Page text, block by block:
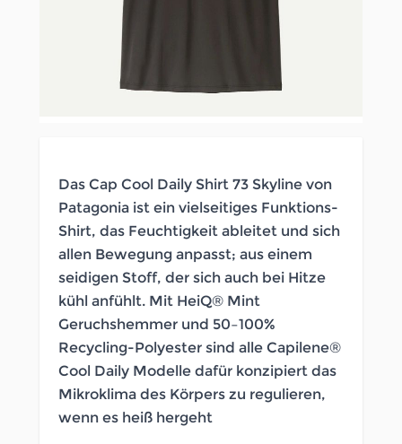
Das Cap Cool Daily Shirt 73 Skyline von
Patagonia ist ein vielseitiges Funktions-
Shirt, das Feuchtigkeit ableitet und sich
allen Bewegung anpasst; aus einem
seidigen Stoff, der sich auch bei Hitze
kühl anfühlt. Mit HeiQ® Mint
Geruchshemmer und 50–100%
Recycling-Polyester sind alle Capilene®
Cool Daily Modelle dafür konzipiert das
Mikroklima des Körpers zu regulieren,
wenn es heiß hergeht